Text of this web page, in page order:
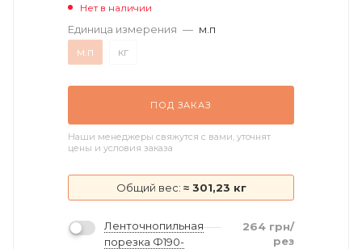
Нет в наличии
Единица измерения — м.п
м.п
кг
ПОД ЗАКАЗ
Наши менеджеры свяжутся с вами, уточнят
цены и условия заказа
Общий вес: ≈ 301,23 кг
Ленточнопильная
порезка Ф190-
264 грн/
рез